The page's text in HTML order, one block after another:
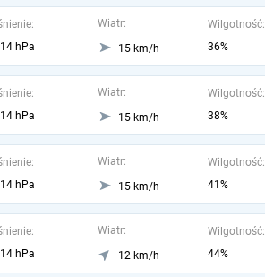
hPa
Wiatr:
15 km/h
Wilgotność:
36%
hPa
Wiatr:
15 km/h
Wilgotność:
38%
hPa
Wiatr:
15 km/h
Wilgotność:
41%
hPa
Wiatr:
12 km/h
Wilgotność:
44%